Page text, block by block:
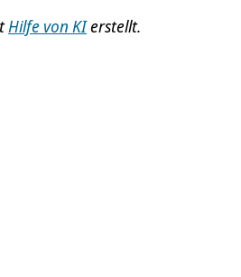
Hilfe von KIerstellt.